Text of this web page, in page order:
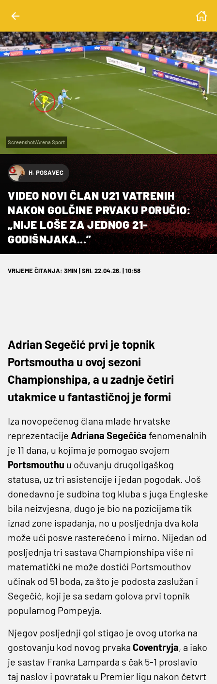
Screenshot/Arena Sport
H. POSAVEC
VIDEO NOVI ČLAN U21 VATRENIH
NAKON GOLČINE PRVAKU PORUČIO:
„NIJE LOŠE ZA JEDNOG 21-
GODIŠNJAKA...”
VRIJEME ČITANJA: 3MIN | SRI. 22.04.26. | 10:58
Adrian Segečić prvi je topnik
Portsmoutha u ovoj sezoni
Championshipa, a u zadnje četiri
utakmice u fantastičnoj je formi
Iza novopečenog člana mlade hrvatske
reprezentacije Adriana Segečića fenomenalnih
je 11 dana, u kojima je pomogao svojem
Portsmouthu u očuvanju drugoligaškog
statusa, uz tri asistencije i jedan pogodak. Još
donedavno je sudbina tog kluba s juga Engleske
bila neizvjesna, dugo je bio na pozicijama tik
iznad zone ispadanja, no u posljednja dva kola
može ući posve rasterećeno i mirno. Nijedan od
posljednja tri sastava Championshipa više ni
matematički ne može dostići Portsmouthov
učinak od 51 boda, za što je podosta zaslužan i
Segečić, koji je sa sedam golova prvi topnik
popularnog Pompeyja.
Njegov posljednji gol stigao je ovog utorka na
gostovanju kod novog prvaka Coventryja, a iako
je sastav Franka Lamparda s čak 5-1 proslavio
taj naslov i povratak u Premier ligu nakon četvrt